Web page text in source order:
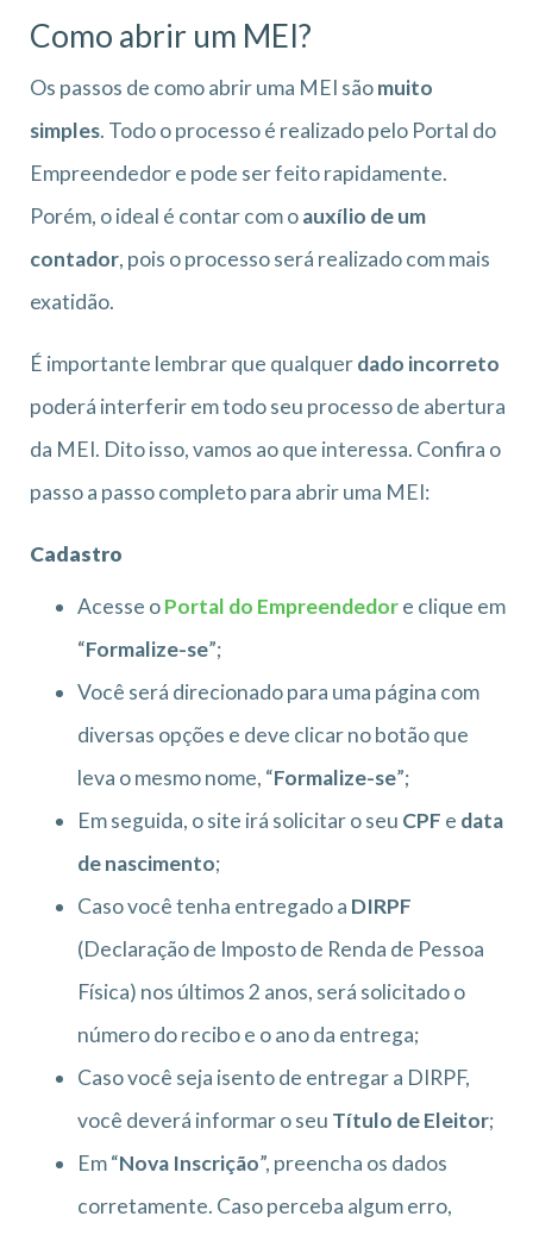
Como abrir um MEI?
Os passos de como abrir uma MEI sãomuito
simples. Todo o processo é realizado pelo Portal do
Empreendedor e pode ser feito rapidamente.
Porém, o ideal é contar com oauxílio de um
contador, pois o processo será realizado com mais
exatidão.
É importante lembrar que qualquerdado incorreto
poderá interferir em todo seu processo de abertura
da MEI. Dito isso, vamos ao que interessa. Confira o
passo a passo completo para abrir uma MEI:
Cadastro
Acesse oPortal do Empreendedore clique em
“Formalize-se”;
Você será direcionado para uma página com
diversas opções e deve clicar no botão que
leva o mesmo nome, “Formalize-se”;
Em seguida, o site irá solicitar o seu CPF e data
de nascimento;
Caso você tenha entregado a DIRPF
(Declaração de Imposto de Renda de Pessoa
Física) nos últimos 2 anos, será solicitado o
número do recibo e o ano da entrega;
Caso você seja isento de entregar a DIRPF,
você deverá informar o seu Título de Eleitor;
Em “Nova Inscrição”, preencha os dados
corretamente. Caso perceba algum erro,